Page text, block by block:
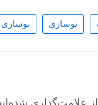
نوسازی نوسازی
علامت‌گذاری